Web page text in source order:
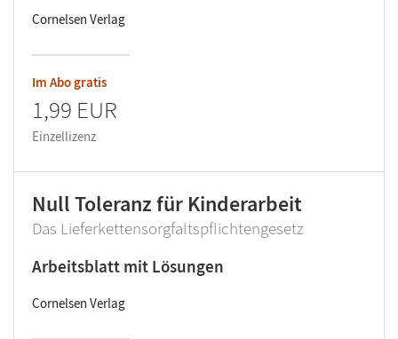
Cornelsen Verlag
Im Abo gratis
1,99 EUR
Einzellizenz
Null Toleranz für Kinderarbeit
Das Lieferkettensorgfaltspflichtengesetz
Arbeitsblatt mit Lösungen
Cornelsen Verlag